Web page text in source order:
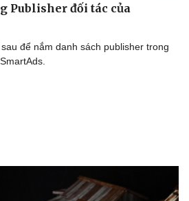
Publisher đối tác của
để nắm danh sách publisher trong